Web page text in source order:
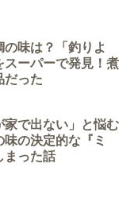
の味は？「釣りよ
スーパーで発見！煮
だった
家で出ない」と悩む
の決定的な『ミ
まった話